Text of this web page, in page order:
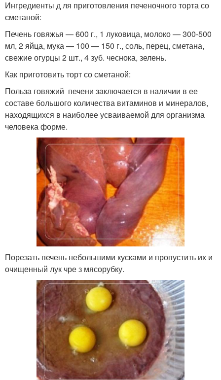
Ингредиенты д ля приготовления печеночного торта со
сметаной:
Печень говяжья — 600 г., 1 луковица, молоко — 300-500
мл, 2 яйца, мука — 100 — 150 г., соль, перец, сметана,
свежие огурцы 2 шт., 4 зуб. чеснока, зелень.
Как приготовить торт со сметаной:
Польза говяжий печени заключается в наличии в ее
составе большого количества витаминов и минералов,
находящихся в наиболее усваиваемой для организма
человека форме.
Порезать печень небольшими кусками и пропустить их и
очищенный лук чре з мясорубку.